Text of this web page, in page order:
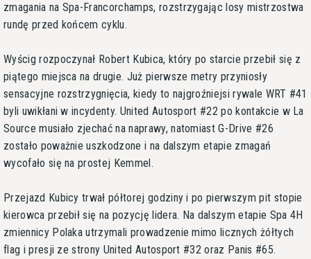
zmagania na Spa-Francorchamps, rozstrzygając losy mistrzostwa
rundę przed końcem cyklu.
Wyścig rozpoczynał Robert Kubica, który po starcie przebił się z
piątego miejsca na drugie. Już pierwsze metry przyniosły
sensacyjne rozstrzygnięcia, kiedy to najgroźniejsi rywale WRT #41
byli uwikłani w incydenty. United Autosport #22 po kontakcie w La
Source musiało zjechać na naprawy, natomiast G-Drive #26
zostało poważnie uszkodzone i na dalszym etapie zmagań
wycofało się na prostej Kemmel.
Przejazd Kubicy trwał półtorej godziny i po pierwszym pit stopie
kierowca przebił się na pozycję lidera. Na dalszym etapie Spa 4H
zmiennicy Polaka utrzymali prowadzenie mimo licznych żółtych
flag i presji ze strony United Autosport #32 oraz Panis #65.